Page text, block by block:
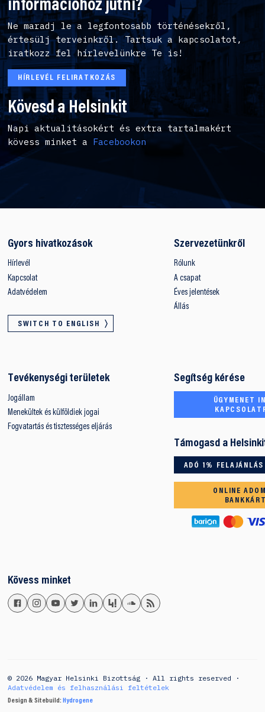
információhoz jutni?
Ne maradj le a legfontosabb történésekről,
értesülj terveinkről. Tartsuk a kapcsolatot,
iratkozz fel hírlevelünkre Te is!
HÍRLEVÉL FELIRATKOZÁS
Kövesd a Helsinkit
Napi aktualitásokért és extra tartalmakért
kövess minket a Facebookon
Gyors hivatkozások
Hírlevél
Kapcsolat
Adatvédelem
SWITCH TO ENGLISH
Szervezetünkről
Rólunk
A csapat
Éves jelentések
Állás
Tevékenységi területek
Jogállam
Menekültek és külföldiek jogai
Fogvatartás és tisztességes eljárás
Segítség kérése
ÜGYMENET
Támogasd a
ADÓ 1% FELAJÁNLÁS
ONLINE
Kövess minket
© 2026 Magyar Helsinki Bizottság · All rights reserved ·
Adatvédelem és felhasználási feltételek
Design & Sitebuild: Hydrogene